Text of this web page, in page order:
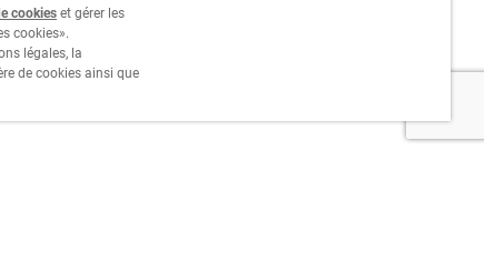
cookies et gérer les
cookies».
légales, la
de cookies ainsi que